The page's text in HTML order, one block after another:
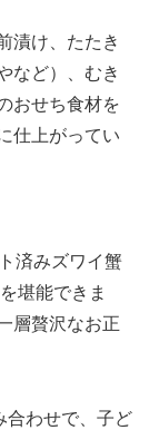
漬け、たたき
など）、むき
おせち食材を
仕上がってい
済みズワイ蟹
堪能できま
層贅沢なお正
合わせで、子ど